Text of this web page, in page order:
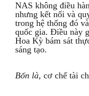
NAS không điều
nhưng kết nối và
trong hệ thống đó
quốc gia. Điều này
Hoa Kỳ bám sát
sáng tạo.
Bốn là, cơ chế tài